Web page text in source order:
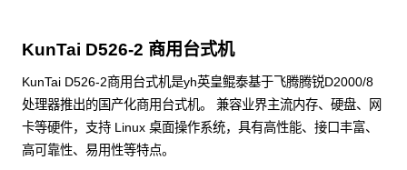
KunTai D526-2 商用台式机
KunTai D526-2商用台式机是yh英皇鲲泰基于飞腾腾锐D2000/8
处理器推出的国产化商用台式机。 兼容业界主流内存、硬盘、网
卡等硬件，支持 Linux 桌面操作系统，具有高性能、接口丰富、
高可靠性、易用性等特点。